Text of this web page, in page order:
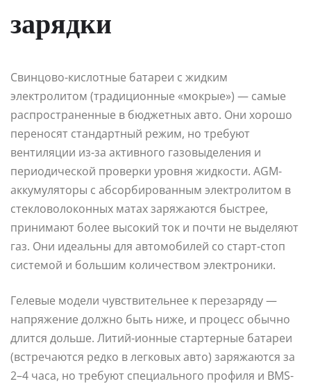
зарядки
Свинцово-кислотные батареи с жидким
электролитом (традиционные «мокрые») — самые
распространенные в бюджетных авто. Они хорошо
переносят стандартный режим, но требуют
вентиляции из-за активного газовыделения и
периодической проверки уровня жидкости. AGM-
аккумуляторы с абсорбированным электролитом в
стекловолоконных матах заряжаются быстрее,
принимают более высокий ток и почти не выделяют
газ. Они идеальны для автомобилей со старт-стоп
системой и большим количеством электроники.
Гелевые модели чувствительнее к перезаряду —
напряжение должно быть ниже, и процесс обычно
длится дольше. Литий-ионные стартерные батареи
(встречаются редко в легковых авто) заряжаются за
2–4 часа, но требуют специального профиля и BMS-